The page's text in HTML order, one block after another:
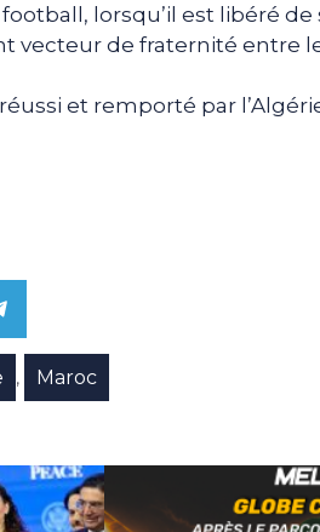
lorsqu’il est libéré de
vecteur de fraternité entre
et remporté par
, Maroc